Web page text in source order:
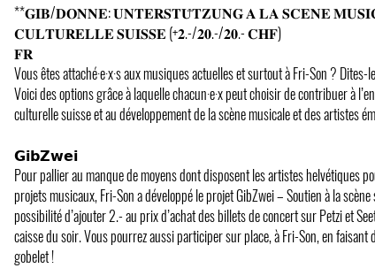
**𝐆𝐈𝐁/𝐃𝐎𝐍𝐍𝐄: 𝐔𝐍𝐓𝐄𝐑𝐒𝐓𝐔̈𝐓𝐙𝐔𝐍𝐆 𝐀 𝐋𝐀 𝐒𝐂𝐄𝐍𝐄
𝐂𝐔𝐋𝐓𝐔𝐑𝐄𝐋𝐋𝐄 𝐒𝐔𝐈𝐒𝐒𝐄 (+𝟐.-/𝟐𝟎.-/𝟐𝟎.- 𝐂𝐇𝐅)
𝐅𝐑
Vous êtes attaché·e·x·s aux musiques actuelles et surtout à Fri-Son ? Dites-
Voici des options grâce à laquelle chacun·e·x peut choisir de contribuer à
culturelle suisse et au développement de la scène musicale et des artistes
𝗚𝗶𝗯𝗭𝘄𝗲𝗶
Pour pallier au manque de moyens dont disposent les artistes helvétiques
projets musicaux, Fri-Son a développé le projet GibZwei – Soutien à la
possibilité d’ajouter 2.- au prix d’achat des billets de concert sur Petzi et
caisse du soir. Vous pourrez aussi participer sur place, à Fri-Son, en faisant
gobelet !